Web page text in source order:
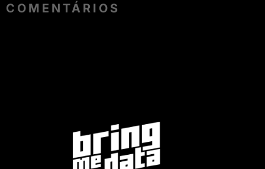
COMENTÁRIOS